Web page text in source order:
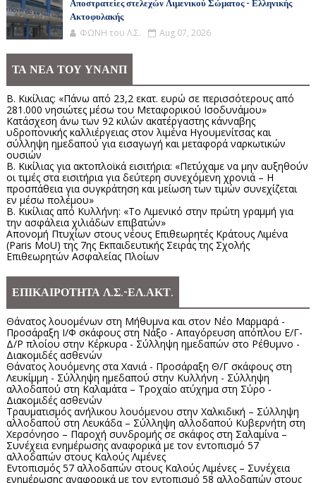
Αποστρατείες στελεχών Λιμενικού Σώματος - Ελληνικής
Ακτοφυλακής
ΦΩΝΗ του Λ.Σ. Aug 07, 2026
ΤΑ ΝΕΑ ΤΟΥ ΥΝΑΝΠ
Β. Κικίλιας: «Πάνω από 23,2 εκατ. ευρώ σε περισσότερους από
281.000 νησιώτες μέσω του Μεταφορικού Ισοδυνάμου»
Κατάσχεση άνω των 92 κιλών ακατέργαστης κάνναβης
υδροπονικής καλλιέργειας στον λιμένα Ηγουμενίτσας και
σύλληψη ημεδαπού για εισαγωγή και μεταφορά ναρκωτικών
ουσιών
Β. Κικίλιας για ακτοπλοϊκά εισιτήρια: «Πετύχαμε να μην αυξηθούν
οι τιμές στα εισιτήρια για δεύτερη συνεχόμενη χρονιά – Η
προσπάθεια για συγκράτηση και μείωση των τιμών συνεχίζεται
εν μέσω πολέμου»
Β. Κικίλιας από Κυλλήνη: «Το Λιμενικό στην πρώτη γραμμή για
την ασφάλεια χιλιάδων επιβατών»
Απονομή Πτυχίων στους νέους Επιθεωρητές Κράτους Λιμένα
(Paris MoU) της 7ης Εκπαιδευτικής Σειράς της Σχολής
Επιθεωρητών Ασφαλείας Πλοίων
ΕΠΙΚΑΙΡΟΤΗΤΑ Λ.Σ.-ΕΛ.ΑΚΤ.
Θάνατος λουομένων στη Μήθυμνα και στον Νέο Μαρμαρά -
Προσάραξη Ι/Φ σκάφους στη Νάξο - Απαγόρευση απόπλου Ε/Γ-
Δ/Ρ πλοίου στην Κέρκυρα - Σύλληψη ημεδαπών στο Ρέθυμνο -
Διακομιδές ασθενών
Θάνατος λουόμενης στα Χανιά - Προσάραξη Θ/Γ σκάφους στη
Λευκίμμη - Σύλληψη ημεδαπού στην Κυλλήνη - Σύλληψη
αλλοδαπού στη Καλαμάτα – Τροχαίο ατύχημα στη Σύρο -
Διακομιδές ασθενών
Τραυματισμός ανήλικου λουόμενου στην Χαλκιδική – Σύλληψη
αλλοδαπού στη Λευκάδα – Σύλληψη αλλοδαπού Κυβερνήτη στη
Χερσόνησο – Παροχή συνδρομής σε σκάφος στη Σαλαμίνα –
Συνέχεια ενημέρωσης αναφορικά με τον εντοπισμό 57
αλλοδαπών στους Καλούς Λιμένες
Εντοπισμός 57 αλλοδαπών στους Καλούς Λιμένες – Συνέχεια
ενημέρωσης αναφορικά με τον εντοπισμό 58 αλλοδαπών στους